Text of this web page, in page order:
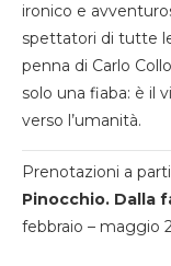
ironico e
spettatori di tutte
penna di Carlo
solo una fiaba: è il
verso l’umanità.
Prenotazioni a
Pinocchio. Dalla
febbraio – maggio